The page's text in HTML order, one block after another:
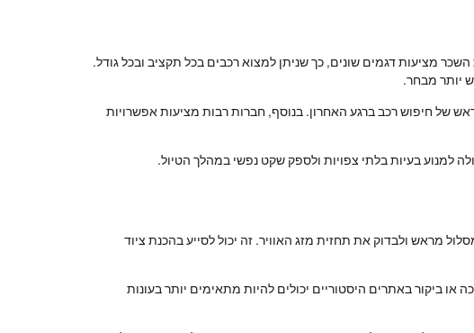
מציעות דגמים שונים, כך שניתן למצוא רכבים בכל תקציב ובכל גודל.
יותר מבחר.
של חיפוש רכב ברגע האחרון. בנוסף, חברות רבות מציעות אפשרויות
למנוע בעיות בלתי צפויות ולספק שקט נפשי במהלך הטיול.
מראש ולבדוק את תחזית מזג האוויר. זה יכול לסייע בהכנת ציוד
ביקור באתרים היסטוריים יכולים להיות מתאימים יותר בעונות